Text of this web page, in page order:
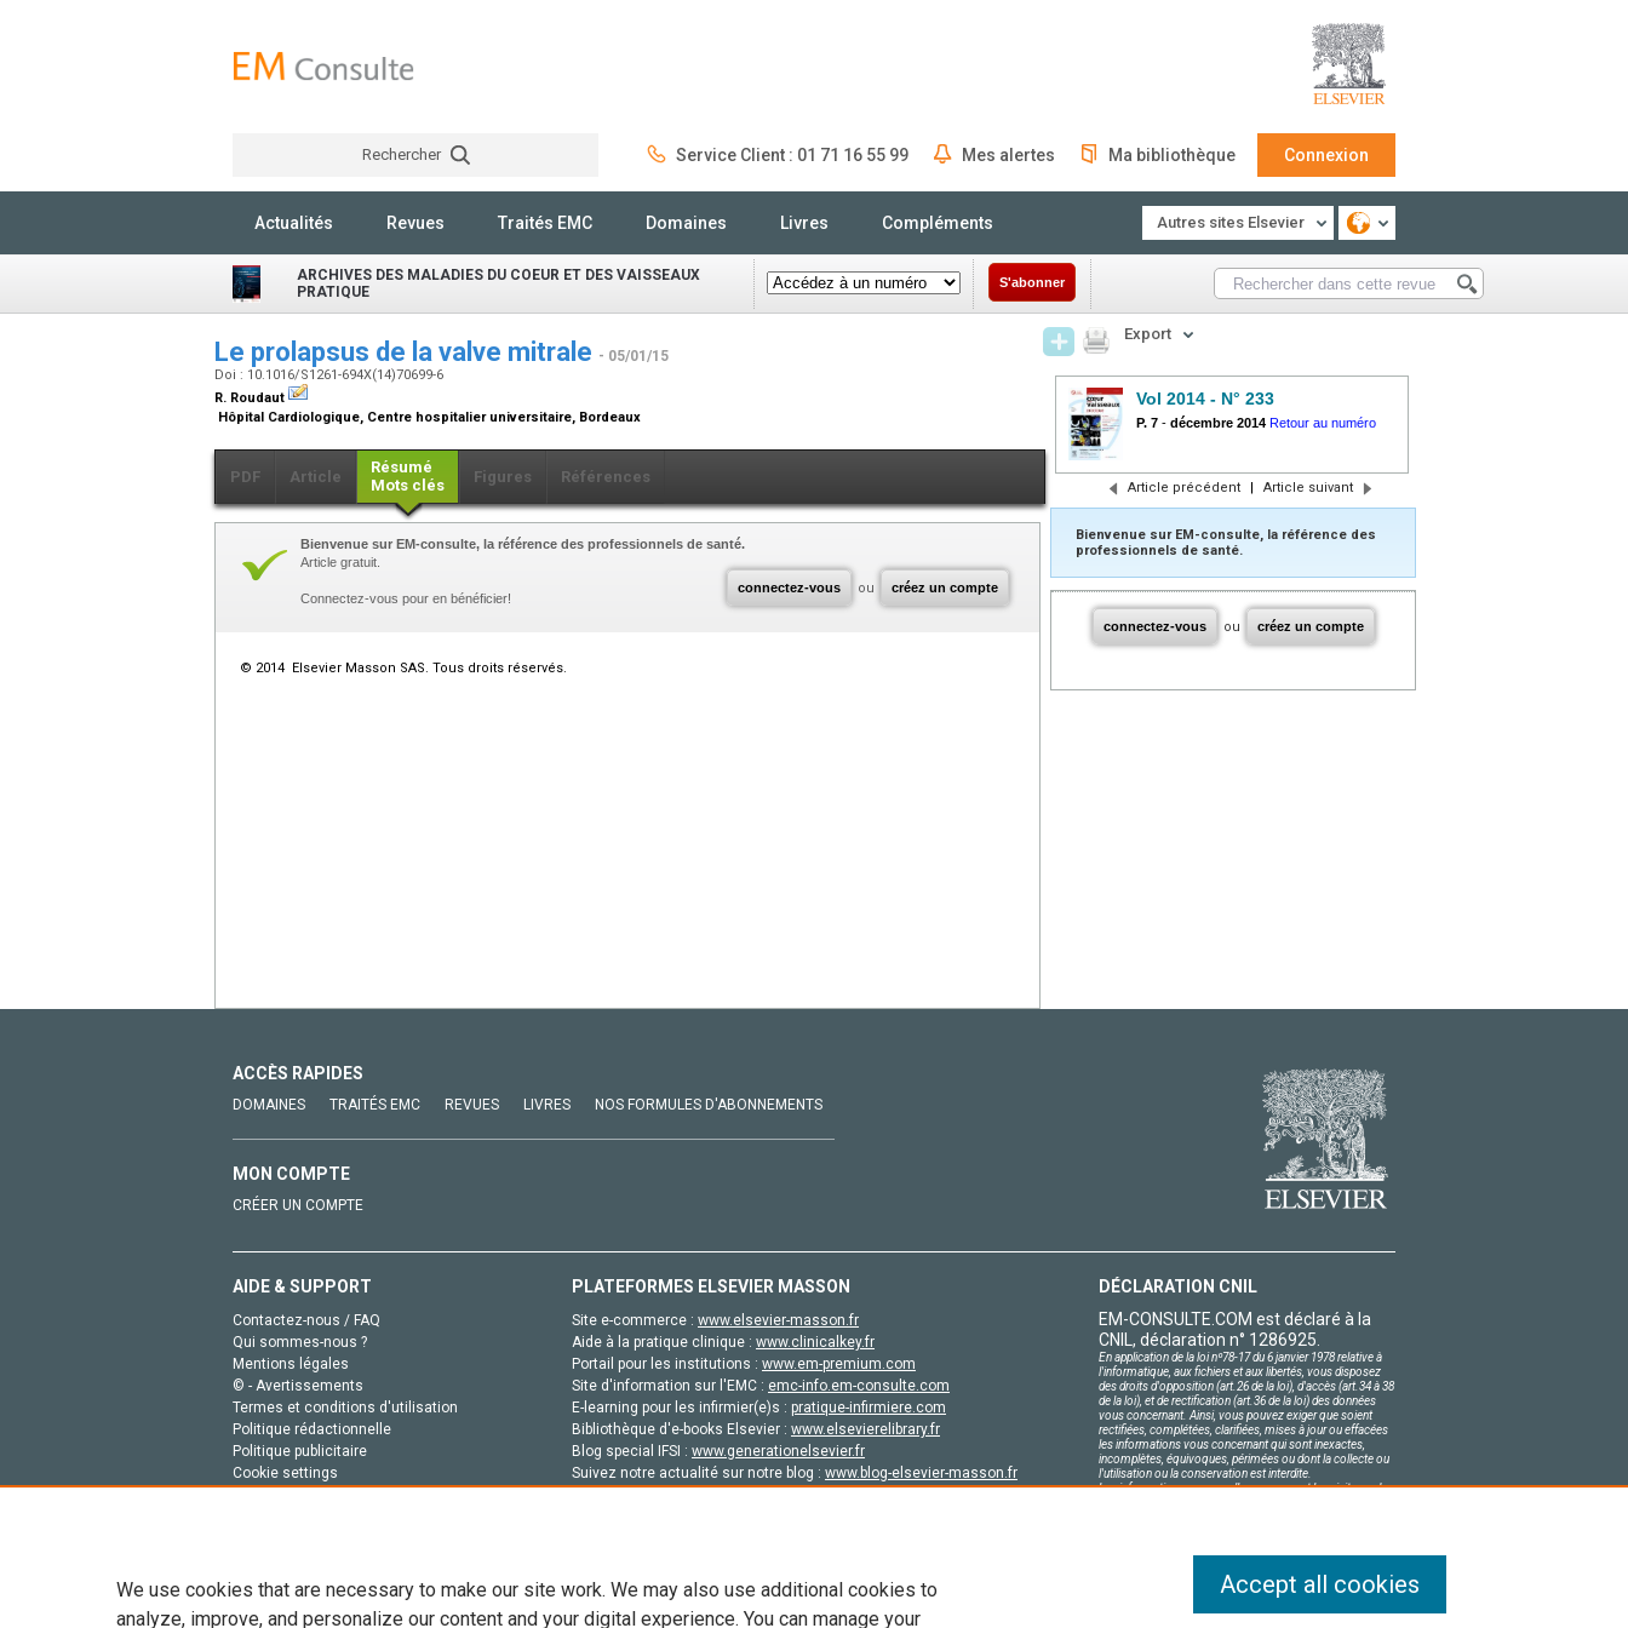
Rechercher Service Client : 01 71 16 55 99 Mes alertes Ma bibliothèque Connexion
Actualités Revues Traités EMC Domaines Livres Compléments Autres sites Elsevier
ARCHIVES DES MALADIES DU COEUR ET DES VAISSEAUX
PRATIQUE
S'abonner
Le prolapsus de la valve mitrale - 05/01/15
Doi : 10.1016/S1261-694X(14)70699-6
R. Roudaut
Hôpital Cardiologique, Centre hospitalier universitaire, Bordeaux
PDF Article
Résumé
Mots clés
Figures Références
connectez-vous ou créez un compte
Bienvenue sur EM-consulte, la référence des professionnels de santé.
Article gratuit.
Connectez-vous pour en bénéficier!
© 2014 Elsevier Masson SAS. Tous droits réservés.
Export
Vol 2014 - N° 233
P. 7 - décembre 2014 Retour au numéro
Article précédent | Article suivant
Bienvenue sur EM-consulte, la référence des
professionnels de santé.
connectez-vous ou créez un compte
ACCÈS RAPIDES
DOMAINES TRAITÉS EMC REVUES LIVRES NOS FORMULES D'ABONNEMENTS
MON COMPTE
CRÉER UN COMPTE
AIDE & SUPPORT
Contactez-nous / FAQ
Qui sommes-nous ?
Mentions légales
© - Avertissements
Termes et conditions d'utilisation
Politique rédactionnelle
Politique publicitaire
Cookie settings
PLATEFORMES ELSEVIER MASSON
Site e-commerce : www.elsevier-masson.fr
Aide à la pratique clinique : www.clinicalkey.fr
Portail pour les institutions : www.em-premium.com
Site d'information sur l'EMC : emc-info.em-consulte.com
E-learning pour les infirmier(e)s : pratique-infirmiere.com
Bibliothèque d'e-books Elsevier : www.elsevierelibrary.fr
Blog special IFSI : www.generationelsevier.fr
Suivez notre actualité sur notre blog : www.blog-elsevier-masson.fr
DÉCLARATION CNIL
EM-CONSULTE.COM est déclaré à la
CNIL, déclaration n° 1286925.
En application de la loi nº78-17 du 6 janvier 1978 relative à
l'informatique, aux fichiers et aux libertés, vous disposez
des droits d'opposition (art.26 de la loi), d'accès (art.34 à 38
de la loi), et de rectification (art.36 de la loi) des données
vous concernant. Ainsi, vous pouvez exiger que soient
rectifiées, complétées, clarifiées, mises à jour ou effacées
les informations vous concernant qui sont inexactes,
incomplètes, équivoques, périmées ou dont la collecte ou
l'utilisation ou la conservation est interdite.
Les informations personnelles concernant les visiteurs de
We use cookies that are necessary to make our site work. We may also use additional cookies to
analyze, improve, and personalize our content and your digital experience. You can manage your
Accept all cookies